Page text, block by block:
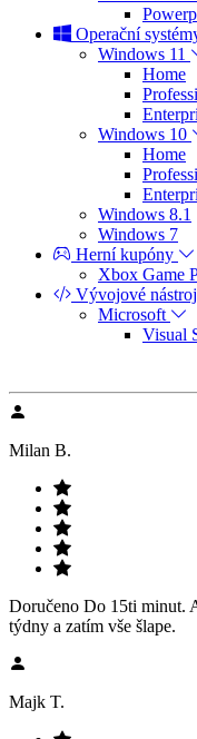
Operační
Windows 11
Home
Windows 10
Home
Windows 8.1
Windows 7
Herní kupóny
Xbox Game
Vývojové
Microsoft
Visual
Milan B.
Doručeno Do 15ti minut.
týdny a zatím vše šlape.
Majk T.